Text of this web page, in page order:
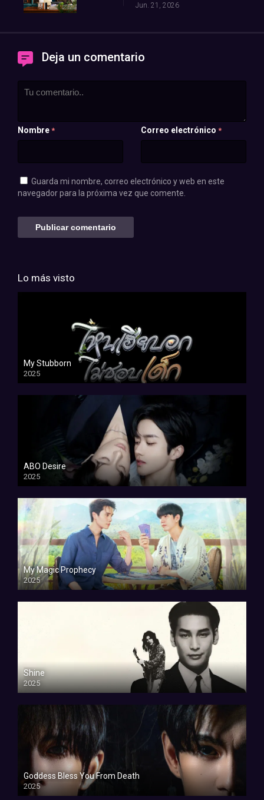
Jun. 21, 2026
Deja un comentario
Nombre * Correo electrónico *
Guarda mi nombre, correo electrónico y web en este
navegador para la próxima vez que comente.
Lo más visto
My Stubborn
2025
ABO Desire
2025
My Magic Prophecy
2025
Shine
2025
Goddess Bless You From Death
2025